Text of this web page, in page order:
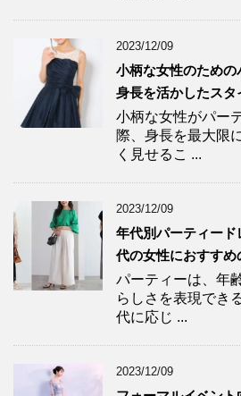
2023/12/09
小柄な女性のため
身長を活かしたスタ
小柄な女性がパー
際、身長を最大限
く見せるこ ...
2023/12/09
年代別パーティード
代の女性におすすめ
パーティーは、年
らしさを表現でき
代に応じ ...
2023/12/09